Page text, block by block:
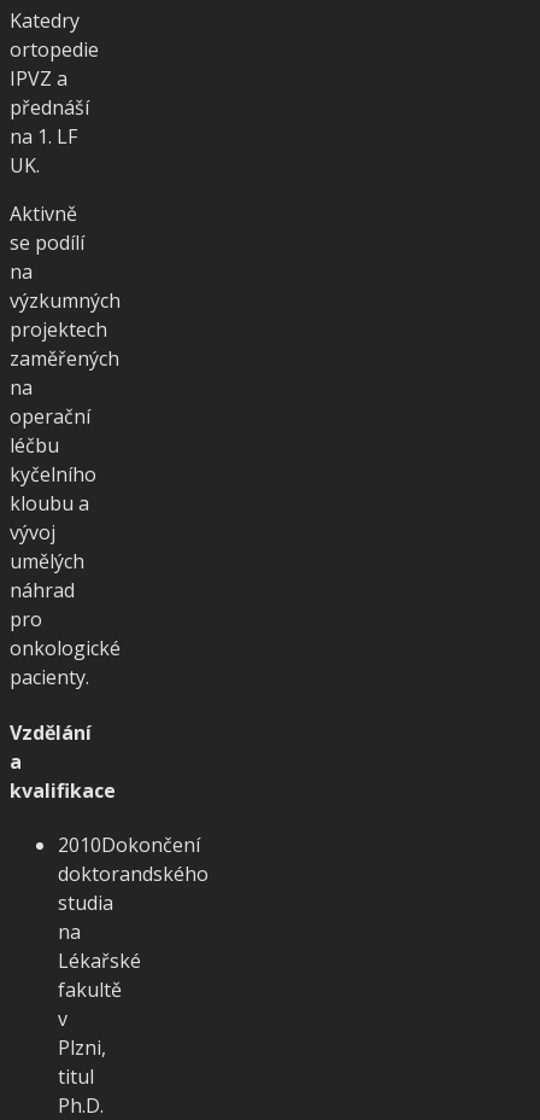
Katedry
ortopedie
IPVZ a
přednáší
na 1. LF
UK.
Aktivně
se podílí
na
výzkumných
projektech
zaměřených
na
operační
léčbu
kyčelního
kloubu a
vývoj
umělých
náhrad
pro
onkologické
pacienty.
Vzdělání
a
kvalifikace
2010Dokončení
doktorandského
studia
na
Lékařské
fakultě
v
Plzni,
titul
Ph.D.